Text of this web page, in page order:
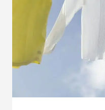
Crown:
Estilos
de
chapéus
objectivos